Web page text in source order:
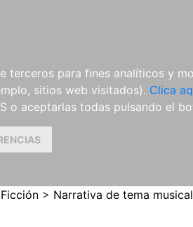
terceros para fines analíticos y
sitios web visitados). Clica
o aceptarlas todas pulsando el
Y EDICIONES
CRÍTICAS
Ficción > Narrativa de tema musical